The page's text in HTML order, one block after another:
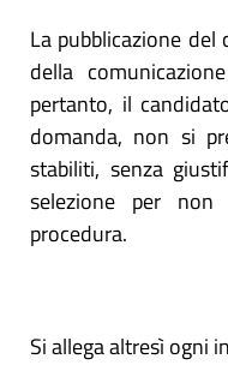
La pubblicazione
della
pertanto, il
domanda, non si
stabiliti, senza
selezione per
procedura.
Si allega altresì ogni